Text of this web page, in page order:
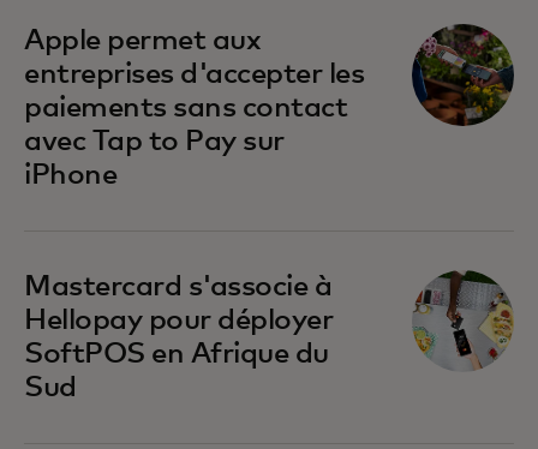
Apple permet aux
entreprises d'accepter les
paiements sans contact
avec Tap to Pay sur
iPhone
s’ouvre dans un nouvel onglet
Mastercard s'associe à
Hellopay pour déployer
SoftPOS en Afrique du
Sud
s’ouvre dans un nouvel onglet